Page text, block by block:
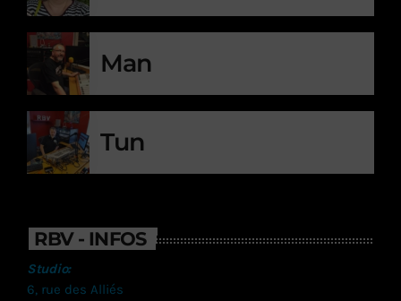
Man
Tun
RBV - INFOS
Studio:
6, rue des Alliés